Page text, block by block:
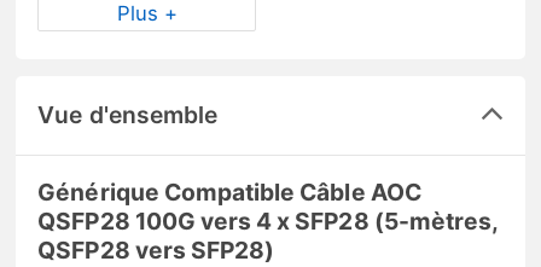
Plus +
Vue d'ensemble
Générique Compatible Câble AOC
QSFP28 100G vers 4 x SFP28 (5-mètres,
QSFP28 vers SFP28)